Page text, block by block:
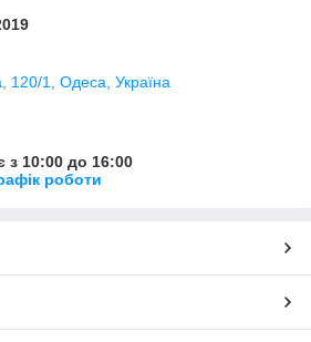
120/1, Одеса, Україна
з 10:00 до 16:00
роботи